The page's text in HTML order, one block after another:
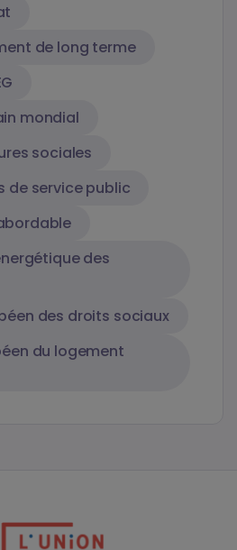
de long terme
mondial
sociales
de service public
des
des droits sociaux
du logement